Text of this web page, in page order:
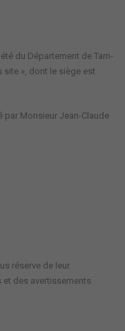
du Département de Tarn-
site », dont le siège est
par Monsieur Jean-Claude
réserve de leur
des avertissements